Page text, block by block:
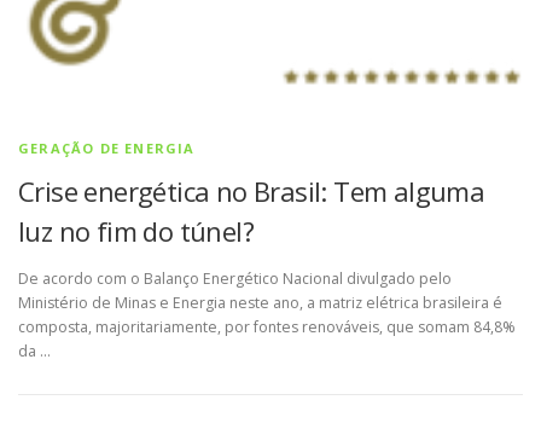
GERAÇÃO DE ENERGIA
Crise energética no Brasil: Tem alguma
luz no fim do túnel?
De acordo com o Balanço Energético Nacional divulgado pelo
Ministério de Minas e Energia neste ano, a matriz elétrica brasileira é
composta, majoritariamente, por fontes renováveis, que somam 84,8%
da …